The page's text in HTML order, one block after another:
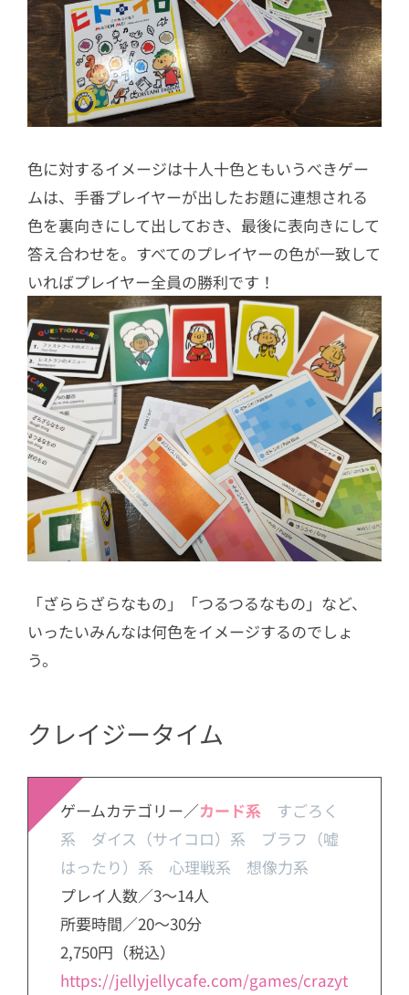
色に対するイメージは十人十色ともいうべきゲー
ムは、手番プレイヤーが出したお題に連想される
色を裏向きにして出しておき、最後に表向きにして
答え合わせを。すべてのプレイヤーの色が一致して
いればプレイヤー全員の勝利です！
「ざららざらなもの」「つるつるなもの」など、
いったいみんなは何色をイメージするのでしょ
う。
クレイジータイム
ゲームカテゴリー／カード系 すごろく
系 ダイス（サイコロ）系 ブラフ（嘘
はったり）系 心理戦系 想像力系
プレイ人数／3～14人
所要時間／20～30分
2,750円（税込）
https://jellyjellycafe.com/games/crazyt